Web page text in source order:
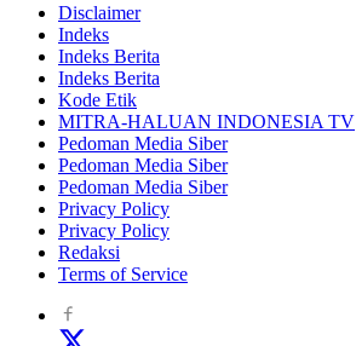
Disclaimer
Indeks
Indeks Berita
Indeks Berita
Kode Etik
MITRA-HALUAN INDONESIA TV
Pedoman Media Siber
Pedoman Media Siber
Pedoman Media Siber
Privacy Policy
Privacy Policy
Redaksi
Terms of Service